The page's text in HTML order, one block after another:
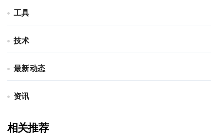
工具
技术
最新动态
资讯
相关推荐